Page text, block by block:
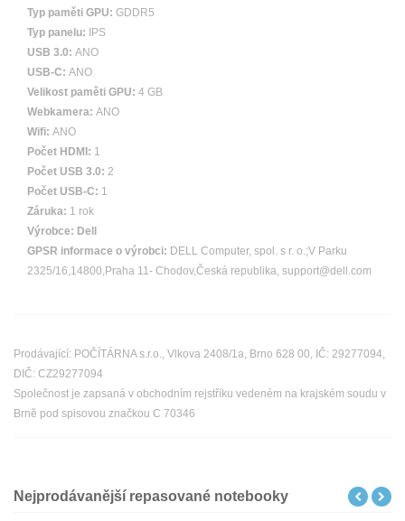
Typ paměti GPU: GDDR5
Typ panelu:
IPS
USB 3.0: ANO
USB-C: ANO
Velikost paměti GPU: 4 GB
Webkamera: ANO
Wifi: ANO
Počet HDMI: 1
Počet USB 3.0: 2
Počet USB-C: 1
Záruka: 1 rok
Výrobce: Dell
GPSR informace o výrobci: DELL Computer, spol. s r. o.;V Parku
2325/16,14800,Praha 11- Chodov,Česká republika, support@dell.com
Prodávající: POČÍTÁRNA s.r.o., Vlkova 2408/1a, Brno 628 00, IČ: 29277094,
DIČ: CZ29277094
Společnost je zapsaná v obchodním rejstříku vedeném na krajském soudu v
Brně pod spisovou značkou C 70346
Nejprodávanější repasované notebooky